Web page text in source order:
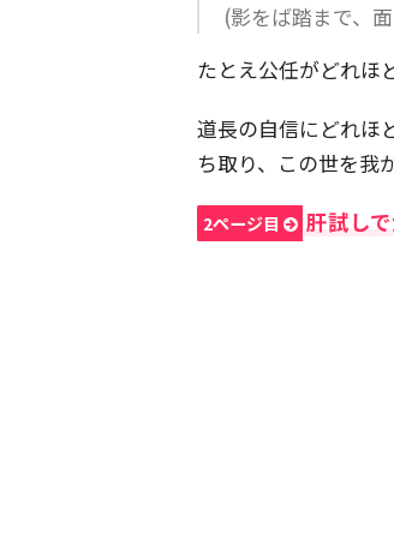
(影をば踏まで、
たとえ公任がどれほ
道長の自信にどれほ
ち取り、この世を我
2ページ目 肝試し